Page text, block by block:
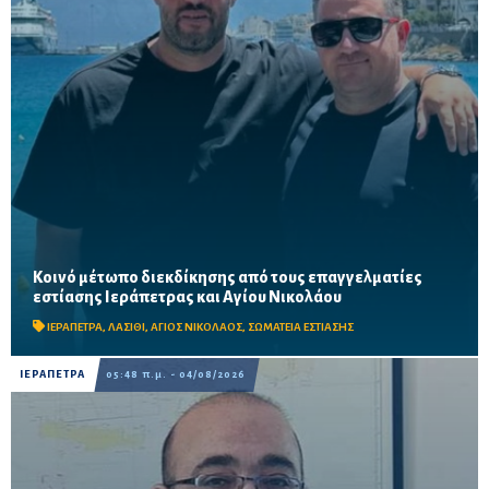
Κοινό μέτωπο διεκδίκησης από τους επαγγελματίες
εστίασης Ιεράπετρας και Αγίου Νικολάου
ΙΕΡΑΠΕΤΡΑ, ΛΑΣΙΘΙ, ΑΓΙΟΣ ΝΙΚΟΛΑΟΣ, ΣΩΜΑΤΕΙΑ ΕΣΤΙΑΣΗΣ
Μιχελαράκης και Γιαπιτζάκης συζήτησαν για τους ελέγχους
ηχορύπανσης, τις επιπτώσεις των έργων στον ΒΟΑΚ και την
οικονομική πίεση στον κλάδο – Στο επίκεντρο η επ...
ΙΕΡΑΠΕΤΡΑ 05:48 π.μ. - 04/08/2026